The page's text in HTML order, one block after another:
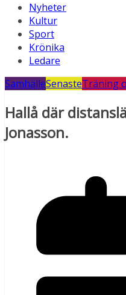
Nyheter
Kultur
Sport
Krönika
Ledare
SamhälleSenasteTräning
Hallå där
Jonasson.